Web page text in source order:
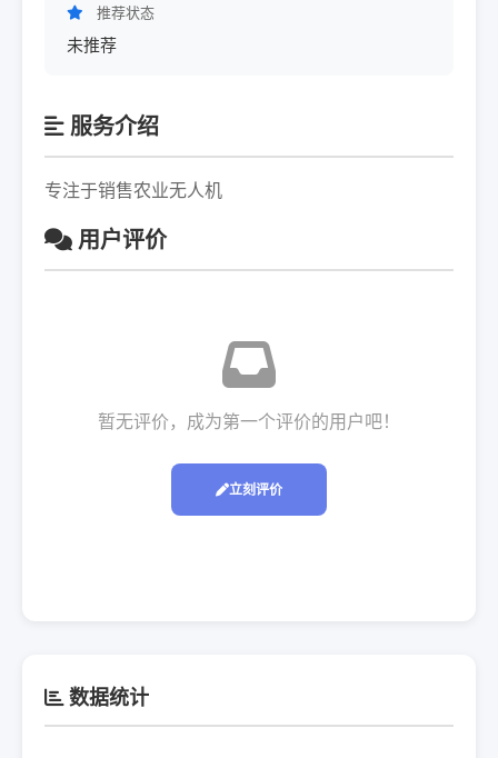
推荐状态
未推荐
服务介绍
专注于销售农业无人机
用户评价
暂无评价，成为第一个评价的用户吧！
立刻评价
数据统计